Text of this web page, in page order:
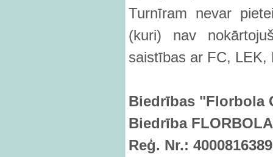
Turnīram nevar
(kuri) nav
saistības ar FC, LEK,
Biedrības "Florbola
Biedrība
Reģ. Nr.: